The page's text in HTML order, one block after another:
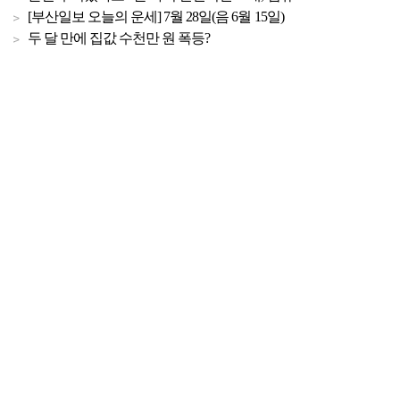
[부산일보 오늘의 운세] 7월 28일(음 6월 15일)
두 달 만에 집값 수천만 원 폭등?